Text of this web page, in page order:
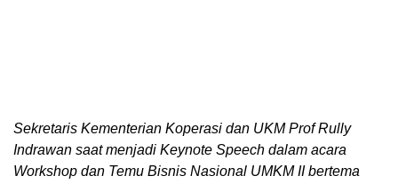
Sekretaris Kementerian Koperasi dan UKM Prof Rully
Indrawan saat menjadi Keynote Speech dalam acara
Workshop dan Temu Bisnis Nasional UMKM II bertema